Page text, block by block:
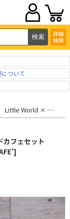
詳細
検索
ついて
Little World × DollHearts
カフェセット